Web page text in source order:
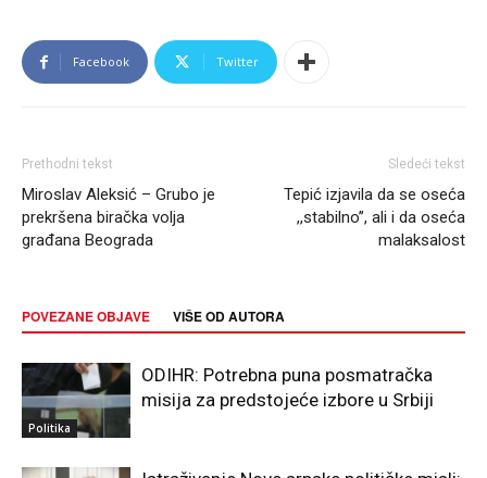
Facebook Twitter
Prethodni tekst
Miroslav Aleksić – Grubo je
prekršena biračka volja
građana Beograda
Sledeći tekst
Tepić izjavila da se oseća
,,stabilno’’, ali i da oseća
malaksalost
POVEZANE OBJAVE VIŠE OD AUTORA
Politika
ODIHR: Potrebna puna posmatračka
misija za predstojeće izbore u Srbiji